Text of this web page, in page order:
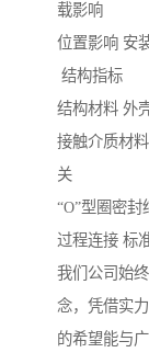
载影响
位置影响 安
结构指标
结构材料 外
接触介质材
关
“O”型圈密封
过程连接 标
我们公司始
念，凭借实
的希望能与